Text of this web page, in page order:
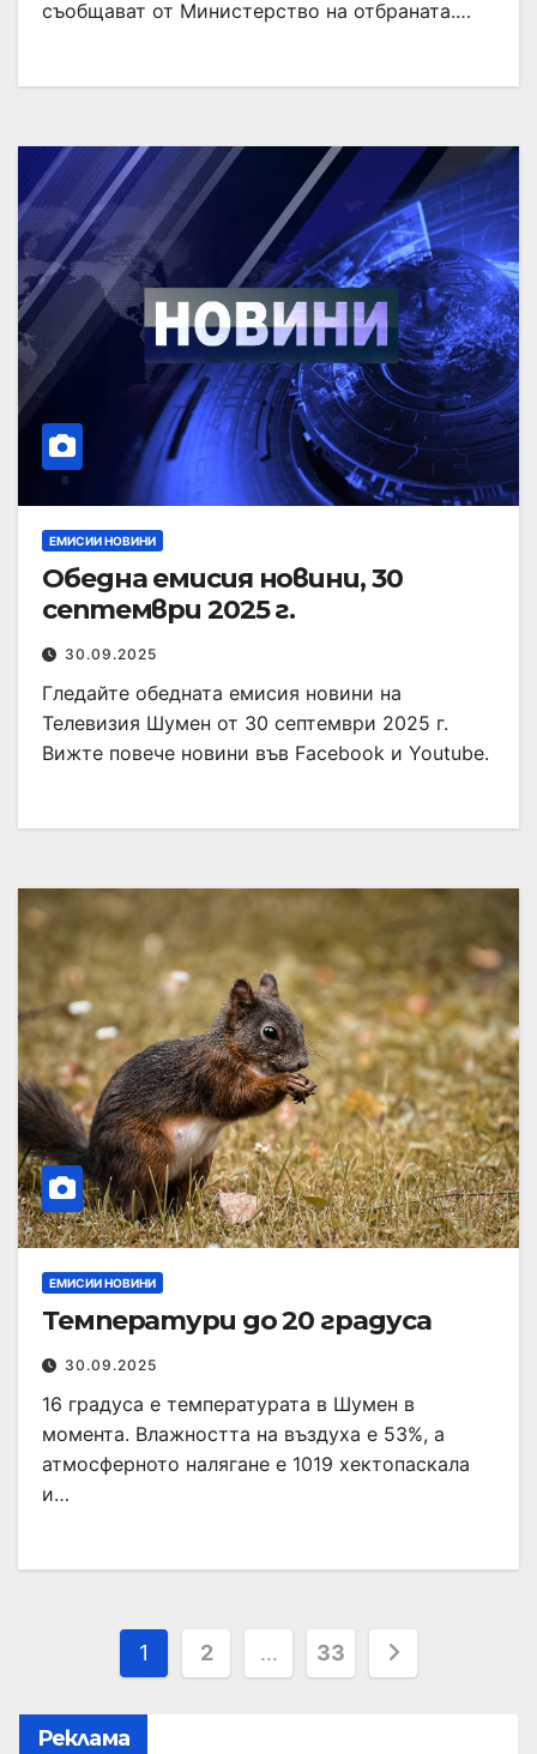
съобщават от Министерство на отбраната.…
ЕМИСИИ НОВИНИ
Обедна емисия новини, 30
септември 2025 г.
30.09.2025
Гледайте обедната емисия новини на
Телевизия Шумен от 30 септември 2025 г.
Вижте повече новини във Facebook и Youtube.
ЕМИСИИ НОВИНИ
Температури до 20 градуса
30.09.2025
16 градуса е температурата в Шумен в
момента. Влажността на въздуха е 53%, а
атмосферното налягане е 1019 хектопаскала
и…
1 2 … 33
Реклама